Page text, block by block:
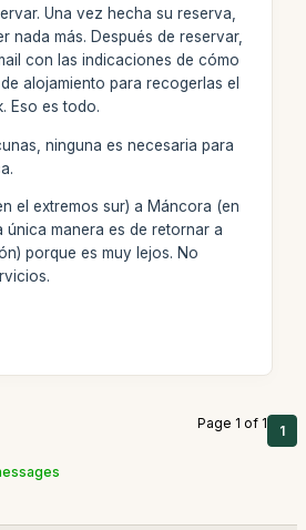
Una vez hecha su reserva,
nada más. Después de reservar,
con las indicaciones de cómo
alojamiento para recogerlas el
Eso es todo.
ninguna es necesaria para
el extremos sur) a Máncora (en
única manera es de retornar a
porque es muy lejos. No
Page 1 of 1 1